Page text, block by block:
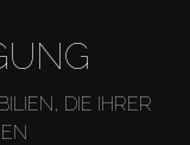
DIE IHRER